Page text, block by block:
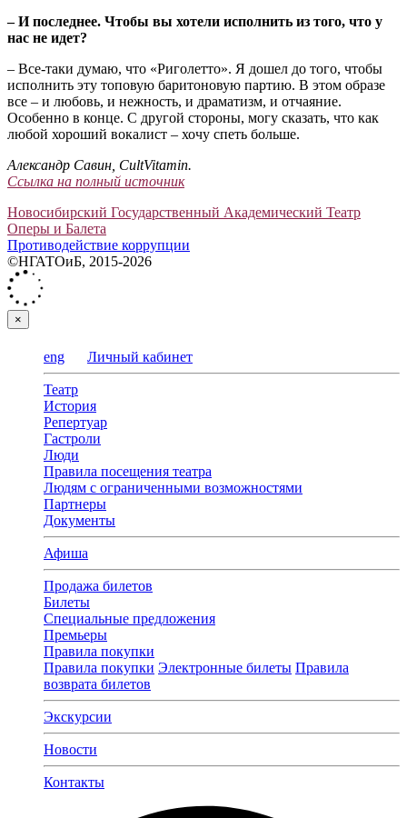
– И последнее. Чтобы вы хотели исполнить из того, что у
нас не идет?
– Все-таки думаю, что «Риголетто». Я дошел до того, чтобы
исполнить эту топовую баритоновую партию. В этом образе
все – и любовь, и нежность, и драматизм, и отчаяние.
Особенно в конце. С другой стороны, могу сказать, что как
любой хороший вокалист – хочу спеть больше.
Александр Савин, СultVitamin.
Ссылка на полный источник
Новосибирский Государственный Академический Театр
Оперы и Балета
Противодействие коррупции
©НГАТОиБ, 2015-2026
×
eng Личный кабинет
Театр
История
Репертуар
Гастроли
Люди
Правила посещения театра
Людям с ограниченными возможностями
Партнеры
Документы
Афиша
Продажа билетов
Билеты
Специальные предложения
Премьеры
Правила покупки
Правила покупки Электронные билеты Правила
возврата билетов
Экскурсии
Новости
Контакты